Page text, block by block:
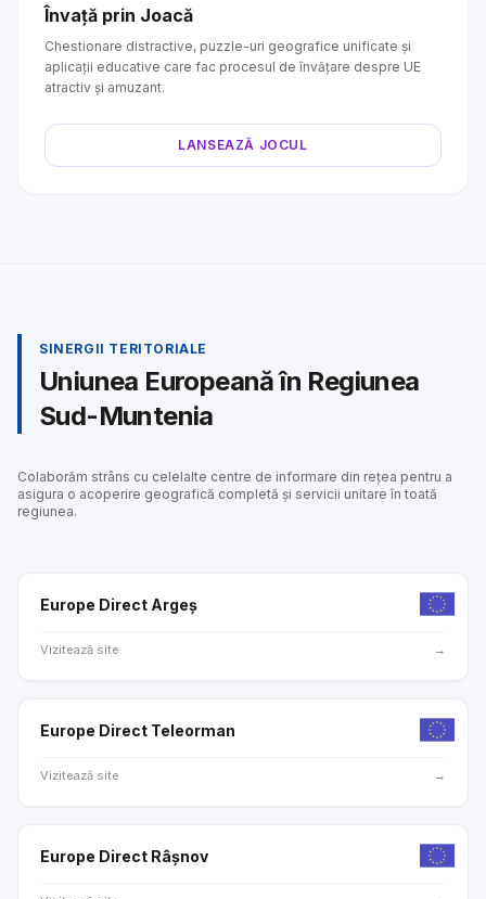
Învață prin Joacă
Chestionare distractive, puzzle-uri geografice unificate și
aplicații educative care fac procesul de învățare despre UE
atractiv și amuzant.
LANSEAZĂ JOCUL
SINERGII TERITORIALE
Uniunea Europeană în Regiunea
Sud-Muntenia
Colaborăm strâns cu celelalte centre de informare din rețea pentru a
asigura o acoperire geografică completă și servicii unitare în toată
regiunea.
Europe Direct Argeș
Vizitează site →
Europe Direct Teleorman
Vizitează site →
Europe Direct Râșnov